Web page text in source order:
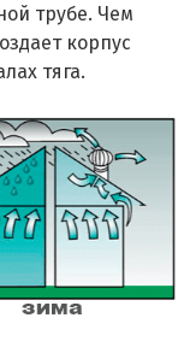
трубе. Чем
корпус
тяга.